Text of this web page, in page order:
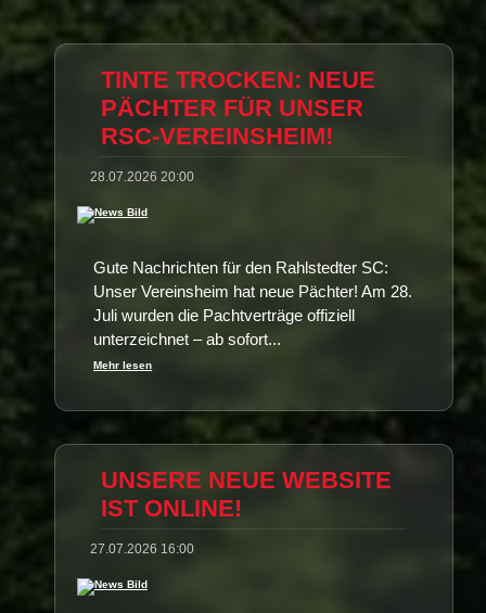
TINTE TROCKEN: NEUE
PÄCHTER FÜR UNSER
RSC-VEREINSHEIM!
28.07.2026 20:00
Gute Nachrichten für den Rahlstedter SC:
Unser Vereinsheim hat neue Pächter! Am 28.
Juli wurden die Pachtverträge offiziell
unterzeichnet – ab sofort...
Mehr lesen
UNSERE NEUE WEBSITE
IST ONLINE!
27.07.2026 16:00